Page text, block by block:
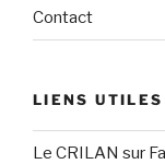
Contact
LIENS UTILES
Le CRILAN sur